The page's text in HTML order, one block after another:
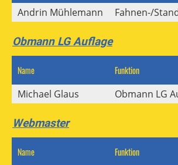
Andrin Mühlemann Fahnen-/
Obmann LG Auflage
Name Funktion
Michael Glaus Obmann LG
Webmaster
Name Funktion